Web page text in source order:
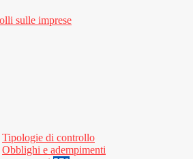
sulle imprese
Tipologie di controllo
Obblighi e adempimenti